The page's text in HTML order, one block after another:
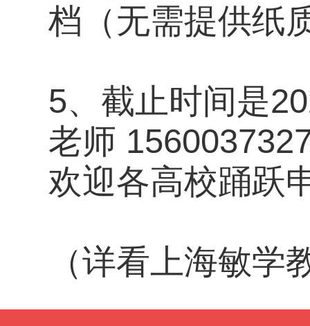
档（无需提供纸
5、截止时间是
老师
欢迎各高校踊跃
（详看上海敏学